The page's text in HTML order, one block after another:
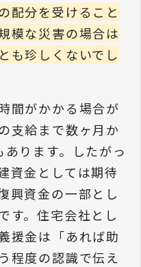
配分を受けること
模な災害の場合は
も珍しくないでし
間がかかる場合が
支給まで数ヶ月か
ります。したがっ
資金としては期待
興資金の一部とし
す。住宅会社とし
援金は「あれば助
程度の認識で伝え